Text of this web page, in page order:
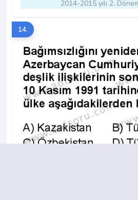
2014-2015 yılı 2.
14.